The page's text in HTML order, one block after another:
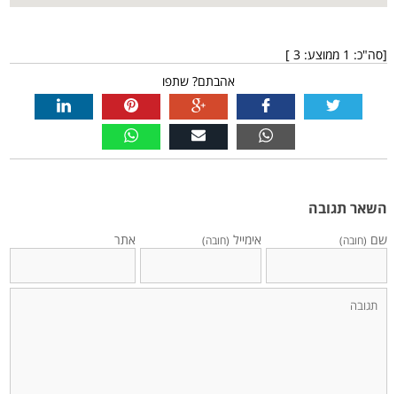
[סה"כ: 1 ממוצע: 3
]
אהבתם? שתפו
השאר תגובה
שם (חובה) אימייל (חובה) אתר